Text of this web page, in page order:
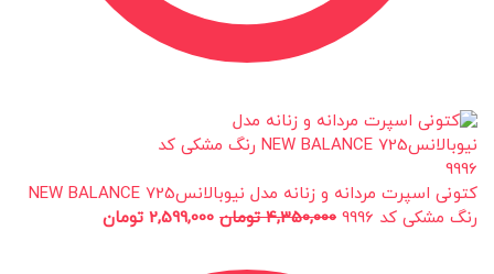
کتونی اسپرت مردانه و زنانه مدل نیوبالانس725 NEW BALANCE
رنگ مشکی کد 9996
4,350,000 تومان 2,599,000 تومان